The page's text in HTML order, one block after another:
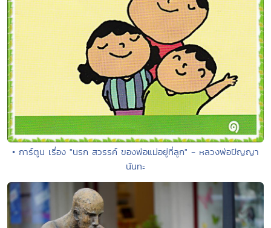
• การ์ตูน เรื่อง "นรก สวรรค์ ของพ่อแม่อยู่ที่ลูก" - หลวงพ่อปัญญา
นันทะ